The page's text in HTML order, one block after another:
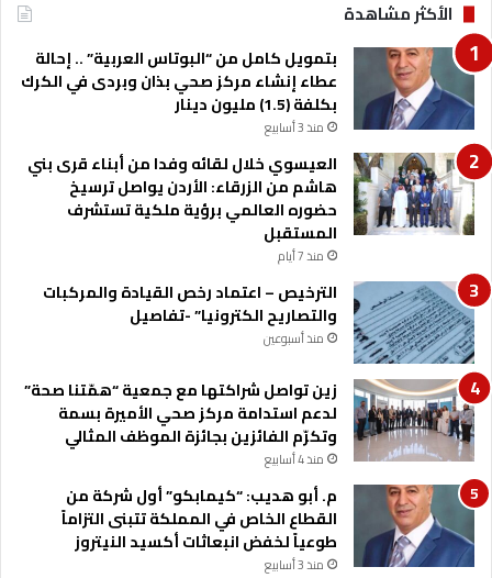
أ
م
ا
ر
ف
ي
ع
د
ة
ن
ا
ط
ق
الأكثر مشاهدة
بتمويل كامل من “البوتاس العربية” .. إحالة
عطاء إنشاء مركز صحي بذان وبردى في الكرك
بكلفة (1.5) مليون دينار
منذ 3 أسابيع
العيسوي خلال لقائه وفدا من أبناء قرى بني
هاشم من الزرقاء: الأردن يواصل ترسيخ
حضوره العالمي برؤية ملكية تستشرف
المستقبل
منذ 7 أيام
الترخيص – اعتماد رخص القيادة والمركبات
والتصاريح الكترونيا” -تفاصيل
منذ أسبوعين
زين تواصل شراكتها مع جمعية “همّتنا صحة”
لدعم استدامة مركز صحي الأميرة بسمة
وتكرّم الفائزين بجائزة الموظف المثالي
منذ 4 أسابيع
م. أبو هديب: “كيمابكو” أول شركة من
القطاع الخاص في المملكة تتبنى التزاماً
طوعياً لخفض انبعاثات أكسيد النيتروز
منذ 3 أسابيع